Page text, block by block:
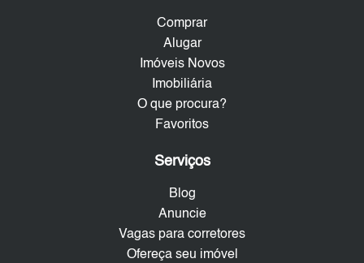
Comprar
Alugar
Imóveis Novos
Imobiliária
O que procura?
Favoritos
Serviços
Blog
Anuncie
Vagas para corretores
Ofereça seu imóvel